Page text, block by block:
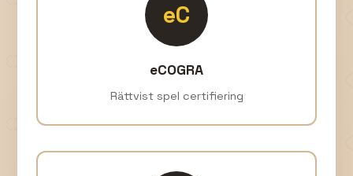
eC
eCOGRA
Rättvist spel certifiering